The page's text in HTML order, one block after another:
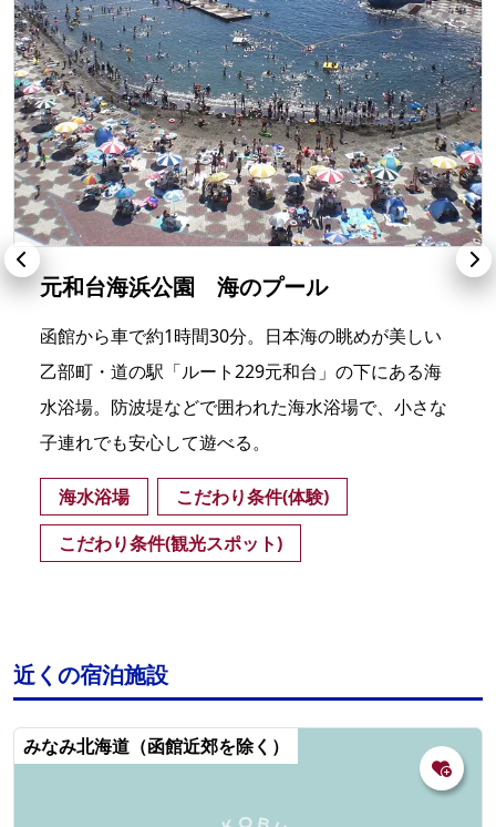
元和台海浜公園 海のプール
函館から車で約1時間30分。日本海の眺めが美しい
乙部町・道の駅「ルート229元和台」の下にある海
水浴場。防波堤などで囲われた海水浴場で、小さな
子連れでも安心して遊べる。
海水浴場
こだわり条件(体験)
こだわり条件(観光スポット)
近くの宿泊施設
みなみ北海道（函館近郊を除く）